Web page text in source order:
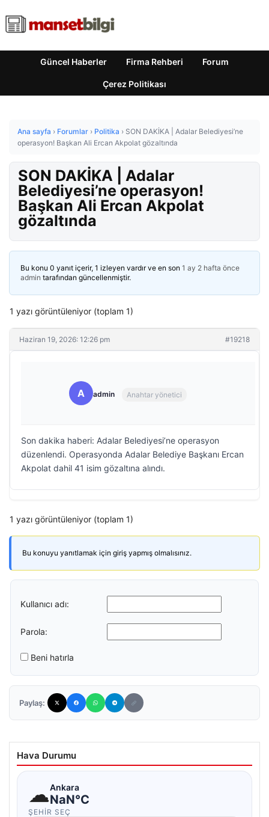
Güncel Haberler Firma Rehberi Forum
Çerez Politikası
Ana sayfa › Forumlar › Politika › SON DAKİKA | Adalar Belediyesi’ne
operasyon! Başkan Ali Ercan Akpolat gözaltında
SON DAKİKA | Adalar
Belediyesi’ne operasyon!
Başkan Ali Ercan Akpolat
gözaltında
Bu konu 0 yanıt içerir, 1 izleyen vardır ve en son 1 ay 2 hafta önce
admin tarafından güncellenmiştir.
1 yazı görüntüleniyor (toplam 1)
Haziran 19, 2026: 12:26 pm #19218
A admin Anahtar yönetici
Son dakika haberi: Adalar Belediyesi’ne operasyon
düzenlendi. Operasyonda Adalar Belediye Başkanı Ercan
Akpolat dahil 41 isim gözaltına alındı.
1 yazı görüntüleniyor (toplam 1)
Bu konuyu yanıtlamak için giriş yapmış olmalısınız.
Kullanıcı adı:
Parola:
Beni hatırla
Paylaş:
Hava Durumu
☁Ankara
NaN°C
ŞEHIR SEÇ